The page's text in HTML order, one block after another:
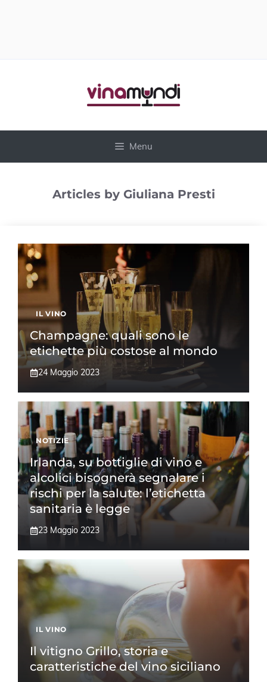
Menu
Articles by Giuliana Presti
IL VINO
Champagne: quali sono le
etichette più costose al mondo
24 Maggio 2023
NOTIZIE
Irlanda, su bottiglie di vino e
alcolici bisognerà segnalare i
rischi per la salute: l’etichetta
sanitaria è legge
23 Maggio 2023
IL VINO
Il vitigno Grillo, storia e
caratteristiche del vino siciliano